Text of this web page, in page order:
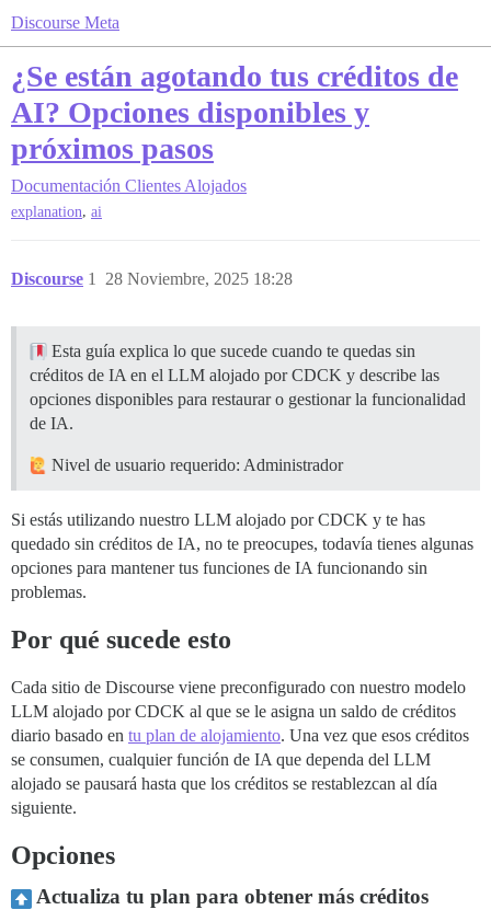
Discourse Meta
¿Se están agotando tus créditos de
AI? Opciones disponibles y
próximos pasos
Documentación Clientes Alojados
explanation, ai
Discourse 28 Noviembre, 2025 18:28
1
Esta guía explica lo que sucede cuando te quedas sin
créditos de IA en el LLM alojado por CDCK y describe las
opciones disponibles para restaurar o gestionar la funcionalidad
de IA.
Nivel de usuario requerido: Administrador
Si estás utilizando nuestro LLM alojado por CDCK y te has
quedado sin créditos de IA, no te preocupes, todavía tienes algunas
opciones para mantener tus funciones de IA funcionando sin
problemas.
Por qué sucede esto
Cada sitio de Discourse viene preconfigurado con nuestro modelo
LLM alojado por CDCK al que se le asigna un saldo de créditos
diario basado en tu plan de alojamiento. Una vez que esos créditos
se consumen, cualquier función de IA que dependa del LLM
alojado se pausará hasta que los créditos se restablezcan al día
siguiente.
Opciones
Actualiza tu plan para obtener más créditos